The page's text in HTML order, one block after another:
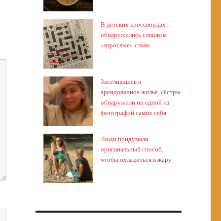
В детских кроссвордах
обнаружились слишком
«взрослые» слова
Заселившись в
арендованное жильё, сёстры
обнаружили на одной из
фотографий самих себя
Люди придумали
оригинальный способ,
чтобы охладиться в жару